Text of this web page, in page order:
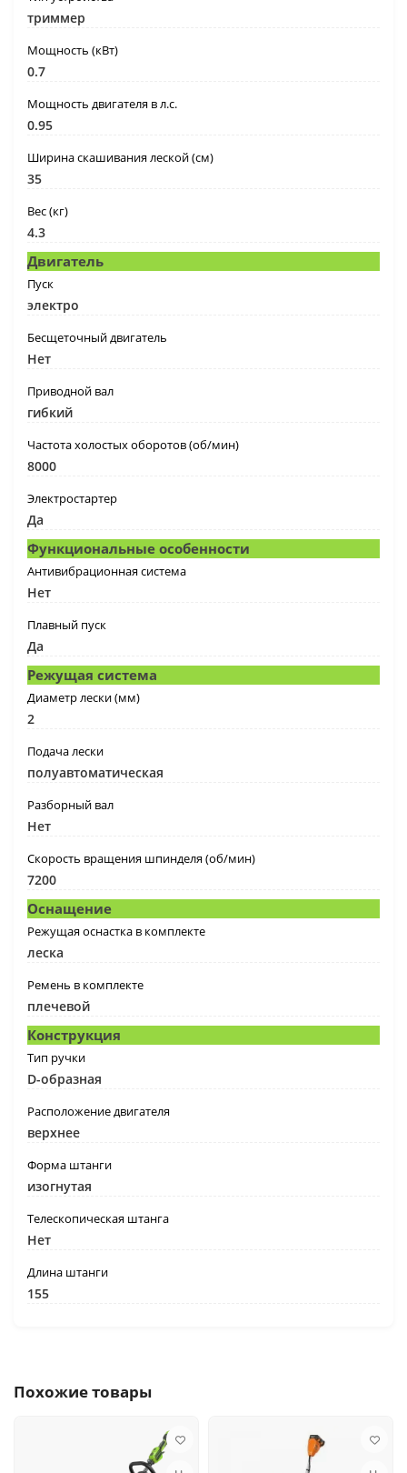
триммер
Мощность (кВт)
0.7
Мощность двигателя в л.с.
0.95
Ширина скашивания леской (см)
35
Вес (кг)
4.3
Двигатель
Пуск
электро
Бесщеточный двигатель
Нет
Приводной вал
гибкий
Частота холостых оборотов (об/мин)
8000
Электростартер
Да
Функциональные особенности
Антивибрационная система
Нет
Плавный пуск
Да
Режущая система
Диаметр лески (мм)
2
Подача лески
полуавтоматическая
Разборный вал
Нет
Скорость вращения шпинделя (об/мин)
7200
Оснащение
Режущая оснастка в комплекте
леска
Ремень в комплекте
плечевой
Конструкция
Тип ручки
D-образная
Расположение двигателя
верхнее
Форма штанги
изогнутая
Телескопическая штанга
Нет
Длина штанги
155
Похожие товары